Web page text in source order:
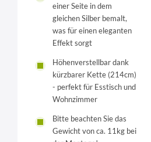
einer Seite in dem
gleichen Silber bemalt,
was für einen eleganten
Effekt sorgt
Höhenverstellbar dank
kürzbarer Kette (214cm)
- perfekt für Esstisch und
Wohnzimmer
Bitte beachten Sie das
Gewicht von ca. 11kg bei